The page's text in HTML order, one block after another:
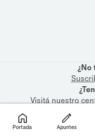
¿No
Visitá nuestro
Portada Apuntes